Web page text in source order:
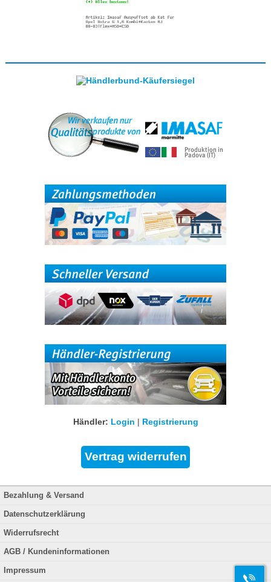
Händler: Login | Registrierung
Bezahlung & Versand
Datenschutzerklärung
Widerrufsrecht
AGB / Kundeninformationen
Impressum